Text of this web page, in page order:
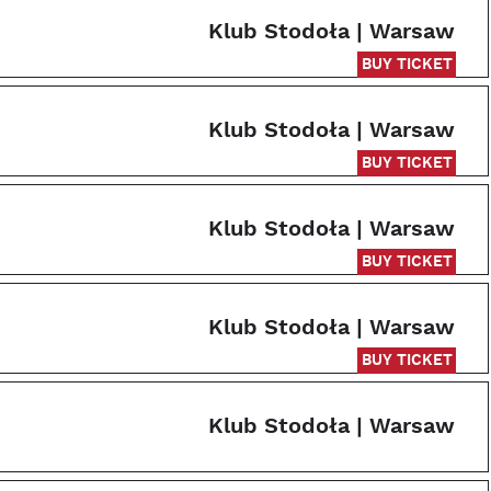
Klub Stodoła | Warsaw
BUY TICKET
Klub Stodoła | Warsaw
BUY TICKET
Klub Stodoła | Warsaw
BUY TICKET
Klub Stodoła | Warsaw
BUY TICKET
Klub Stodoła | Warsaw